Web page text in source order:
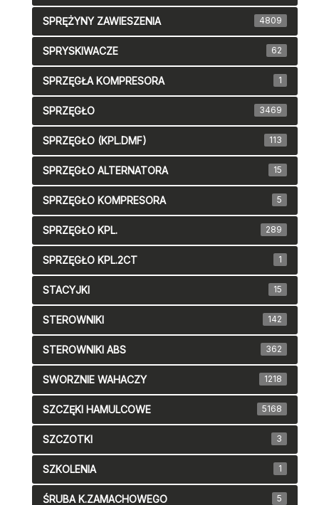
SPRĘŻYNY ZAWIESZENIA 4809
SPRYSKIWACZE 62
SPRZĘGŁA KOMPRESORA 1
SPRZĘGŁO 3469
SPRZĘGŁO (KPL.DMF) 113
SPRZĘGŁO ALTERNATORA 15
SPRZĘGŁO KOMPRESORA 5
SPRZĘGŁO KPL. 289
SPRZĘGŁO KPL.2CT 1
STACYJKI 15
STEROWNIKI 142
STEROWNIKI ABS 362
SWORZNIE WAHACZY 1218
SZCZĘKI HAMULCOWE 5168
SZCZOTKI 3
SZKOLENIA 1
ŚRUBA K.ZAMACHOWEGO 5